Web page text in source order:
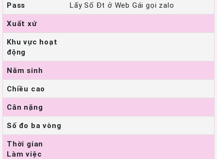
Pass
Lấy Số Đt ở Web Gái gọi zalo
Xuất xứ
Khu vực hoạt
động
Năm sinh
Chiều cao
Cân nặng
Số đo ba vòng
Thời gian
Làm việc